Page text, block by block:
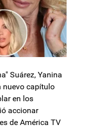
Suárez, Yanina
nuevo capítulo
en los
accionar
de América TV